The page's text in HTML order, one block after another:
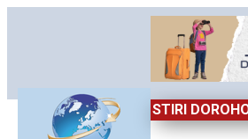
STIRI
„Grigore Ghica” Dorohoi -